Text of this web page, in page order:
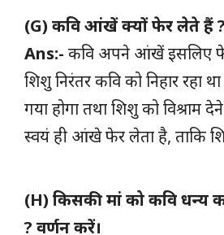
(G) कवि आंखें क्यों फेर लेते हैं ?
Ans:- कवि अपने आंखें इसलिए
शिशु निरंतर कवि को निहार रहा
गया होगा तथा शिशु को विश्राम
स्वयं ही आंखे फेर लेता है, ताकि
(H) किसकी मां को कवि धन्य
? वर्णन करें।